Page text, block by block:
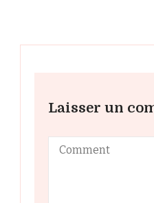
Laisser un